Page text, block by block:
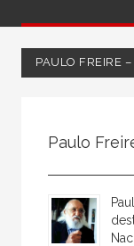
PAULO FREIRE
Paulo